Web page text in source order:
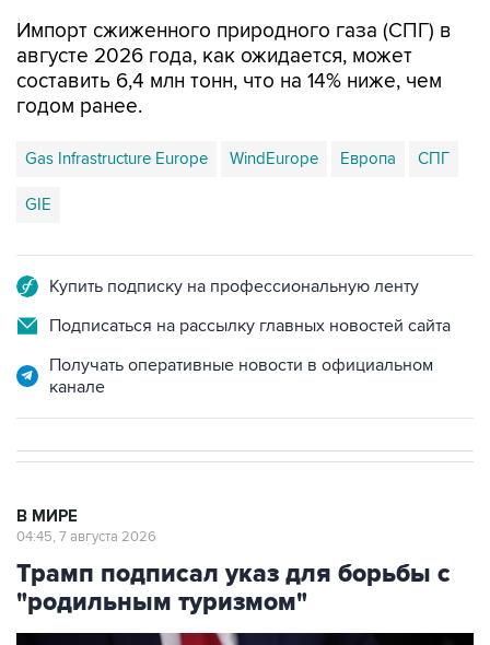
Импорт сжиженного природного газа (СПГ) в
августе 2026 года, как ожидается, может
составить 6,4 млн тонн, что на 14% ниже, чем
годом ранее.
Gas Infrastructure Europe WindEurope Европа СПГ
GIE
Купить подписку на профессиональную ленту
Подписаться на рассылку главных новостей сайта
Получать оперативные новости в официальном
канале
В МИРЕ
04:45, 7 августа 2026
Трамп подписал указ для борьбы с
"родильным туризмом"